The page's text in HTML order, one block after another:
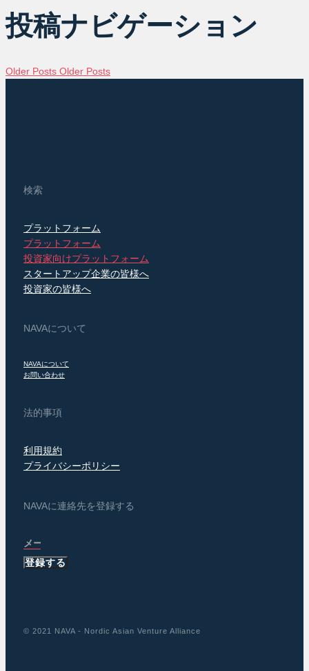
投稿ナビゲーション
Older Posts Older Posts
検索
プラットフォーム
プラットフォーム
投資家向けプラットフォーム
スタートアップ企業の皆様へ
投資家の皆様へ
NAVAについて
NAVAについて
お問い合わせ
法的事項
利用規約
プライバシーポリシー
NAVAに連絡先を登録する
登録する
© 2021 NAVA - Nordic Asian Venture Alliance